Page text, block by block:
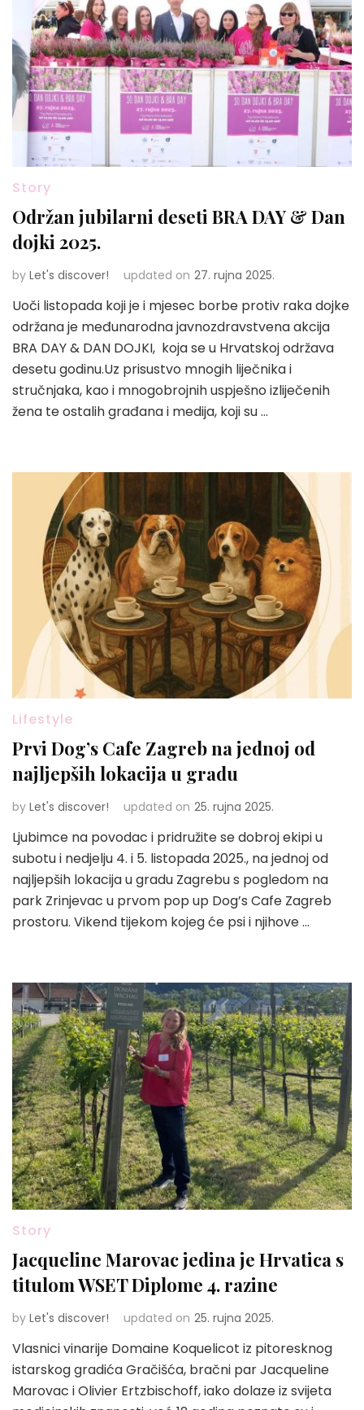
Story
Održan jubilarni deseti BRA DAY & Dan
dojki 2025.
by Let's discover! updated on 27. rujna 2025.
Uoči listopada koji je i mjesec borbe protiv raka dojke
održana je međunarodna javnozdravstvena akcija
BRA DAY & DAN DOJKI, koja se u Hrvatskoj održava
desetu godinu.Uz prisustvo mnogih liječnika i
stručnjaka, kao i mnogobrojnih uspješno izliječenih
žena te ostalih građana i medija, koji su …
Lifestyle
Prvi Dog’s Cafe Zagreb na jednoj od
najljepših lokacija u gradu
by Let's discover! updated on 25. rujna 2025.
Ljubimce na povodac i pridružite se dobroj ekipi u
subotu i nedjelju 4. i 5. listopada 2025., na jednoj od
najljepših lokacija u gradu Zagrebu s pogledom na
park Zrinjevac u prvom pop up Dog’s Cafe Zagreb
prostoru. Vikend tijekom kojeg će psi i njihove …
Story
Jacqueline Marovac jedina je Hrvatica s
titulom WSET Diplome 4. razine
by Let's discover! updated on 25. rujna 2025.
Vlasnici vinarije Domaine Koquelicot iz pitoresknog
istarskog gradića Gračišća, bračni par Jacqueline
Marovac i Olivier Ertzbischoff, iako dolaze iz svijeta